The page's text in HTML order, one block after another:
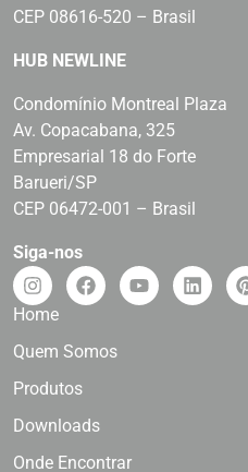
CEP 08616-520 – Brasil
HUB NEWLINE
Condomínio Montreal Plaza
Av. Copacabana, 325
Empresarial 18 do Forte
Barueri/SP
CEP 06472-001 – Brasil
Siga-nos
Home
Quem Somos
Produtos
Downloads
Onde Encontrar